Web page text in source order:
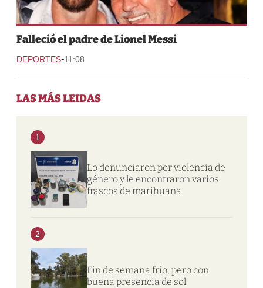
Falleció el padre de Lionel Messi
DEPORTES-11:08
LAS MÁS LEIDAS
1
Lo denunciaron por violencia de
género y le encontraron varios
frascos de marihuana
2
Fin de semana frío, pero con
buena presencia de sol